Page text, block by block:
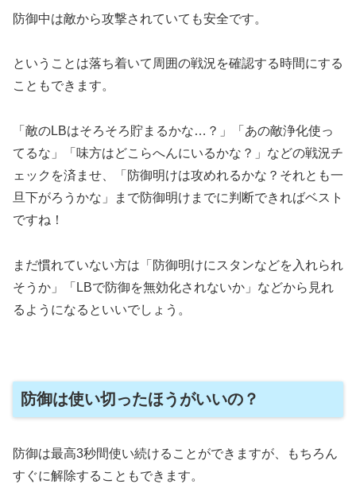
防御中は敵から攻撃されていても安全です。
ということは落ち着いて周囲の戦況を確認する時間にする
こともできます。
「敵のLBはそろそろ貯まるかな…？」「あの敵浄化使っ
てるな」「味方はどこらへんにいるかな？」などの戦況チ
ェックを済ませ、「防御明けは攻めれるかな？それとも一
旦下がろうかな」まで防御明けまでに判断できればベスト
ですね！
まだ慣れていない方は「防御明けにスタンなどを入れられ
そうか」「LBで防御を無効化されないか」などから見れ
るようになるといいでしょう。
防御は使い切ったほうがいいの？
防御は最高3秒間使い続けることができますが、もちろん
すぐに解除することもできます。